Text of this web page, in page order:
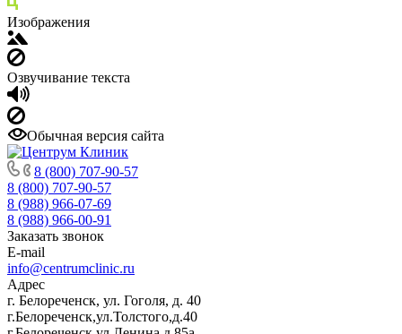
Изображения
Озвучивание текста
Обычная версия сайта
8 (800) 707-90-57
8 (800) 707-90-57
8 (988) 966-07-69
8 (988) 966-00-91
Заказать звонок
E-mail
info@centrumclinic.ru
Адрес
г. Белореченск, ул. Гоголя, д. 40
г.Белореченск,ул.Толстого,д.40